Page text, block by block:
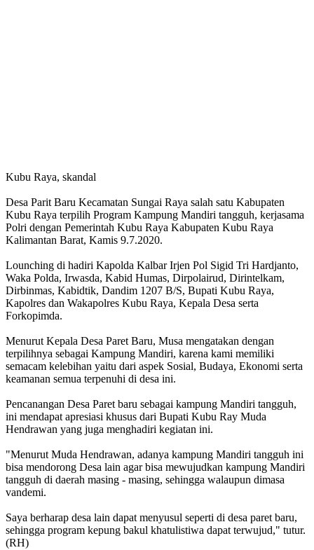
Kubu Raya, skandal
Desa Parit Baru Kecamatan Sungai Raya salah satu Kabupaten
Kubu Raya terpilih Program Kampung Mandiri tangguh, kerjasama
Polri dengan Pemerintah Kubu Raya Kabupaten Kubu Raya
Kalimantan Barat, Kamis 9.7.2020.
Lounching di hadiri Kapolda Kalbar Irjen Pol Sigid Tri Hardjanto,
Waka Polda, Irwasda, Kabid Humas, Dirpolairud, Dirintelkam,
Dirbinmas, Kabidtik, Dandim 1207 B/S, Bupati Kubu Raya,
Kapolres dan Wakapolres Kubu Raya, Kepala Desa serta
Forkopimda.
Menurut Kepala Desa Paret Baru, Musa mengatakan dengan
terpilihnya sebagai Kampung Mandiri, karena kami memiliki
semacam kelebihan yaitu dari aspek Sosial, Budaya, Ekonomi serta
keamanan semua terpenuhi di desa ini.
Pencanangan Desa Paret baru sebagai kampung Mandiri tangguh,
ini mendapat apresiasi khusus dari Bupati Kubu Ray Muda
Hendrawan yang juga menghadiri kegiatan ini.
"Menurut Muda Hendrawan, adanya kampung Mandiri tangguh ini
bisa mendorong Desa lain agar bisa mewujudkan kampung Mandiri
tangguh di daerah masing - masing, sehingga walaupun dimasa
vandemi.
Saya berharap desa lain dapat menyusul seperti di desa paret baru,
sehingga program kepung bakul khatulistiwa dapat terwujud," tutur.
(RH)